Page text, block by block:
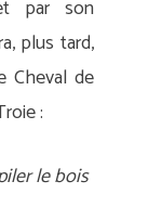
par son
plus tard,
Cheval de
:
le bois